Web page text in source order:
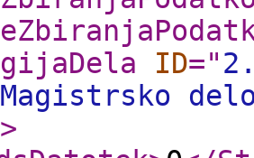
ID="
Magistrsko
>